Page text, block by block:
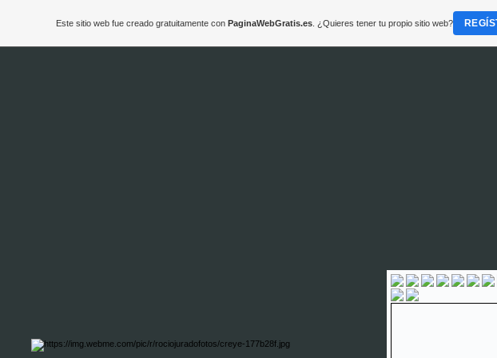
Este sitio web fue creado gratuitamente con PaginaWebGratis.es. ¿Quieres tener tu propio sitio web?